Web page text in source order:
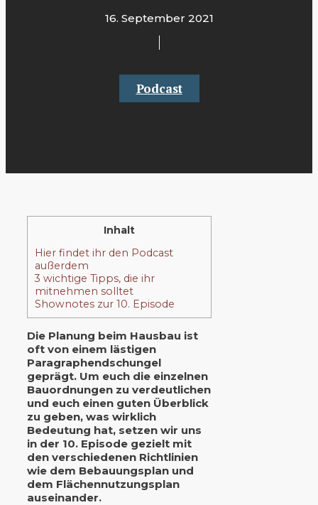
16. September 2021
Podcast
Inhalt
Hier findet ihr den Podcast
außerdem
3 wichtige Tipps, die ihr
mitnehmen solltet
Shownotes zur 10. Episode
Die Planung beim Hausbau ist
oft von einem lästigen
Paragraphendschungel
geprägt. Um euch die einzelnen
Bauordnungen zu verdeutlichen
und euch einen guten Überblick
zu geben, was wirklich
Bedeutung hat, setzen wir uns
in der 10. Episode gezielt mit
den verschiedenen Richtlinien
wie dem Bebauungsplan und
dem Flächennutzungsplan
auseinander.